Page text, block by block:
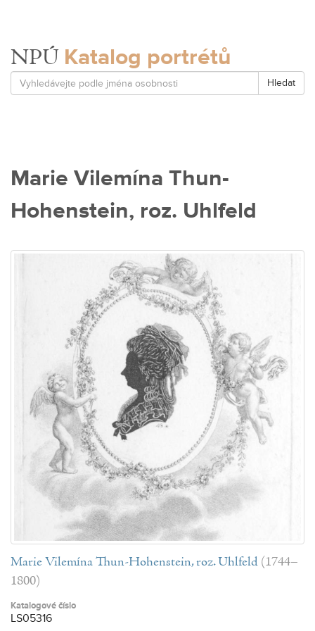
NPÚ Katalog portrétů
Hledat
Marie Vilemína Thun-
Hohenstein, roz. Uhlfeld
Marie Vilemína Thun-Hohenstein, roz. Uhlfeld (1744–
1800)
Katalogové číslo
LS05316